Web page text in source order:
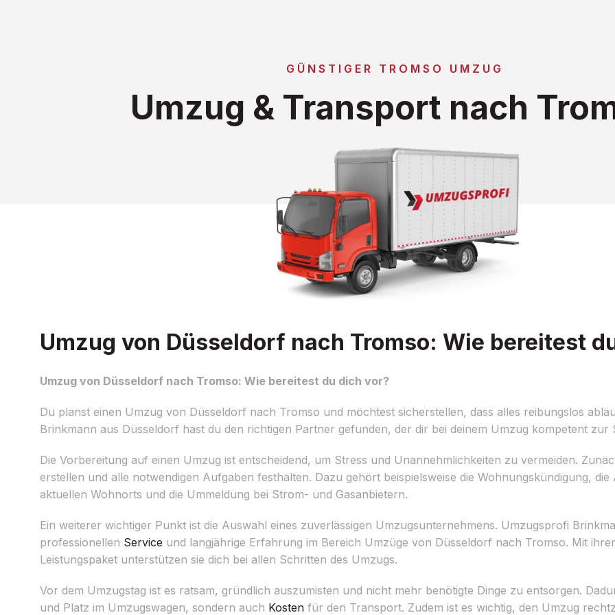
GÜNSTIGER TROMSO UMZUG
Umzug & Transport nach
Umzug von Düsseldorf nach Tromso: Wie bereitest
Umzug von Düsseldorf nach Tromso: Wie bereitest du dich vor?
Du planst einen Umzug von Düsseldorf nach Tromso und möchtest sicherstellen, dass alles reibungslos
Brinkmann aus Düsseldorf hast du den richtigen Partner gefunden, der dir bei deinem Umzug kompetent zur
Die Vorbereitung auf einen Umzug ist entscheidend, um Stress und Unannehmlichkeiten zu vermeiden.
erstellen und alle notwendigen Aufgaben festhalten. Dazu gehört beispielsweise die Wohnungskündigung, die
aktuellen Wohnorts und die Ummeldung bei Strom- und Gasanbietern.
Ein weiterer wichtiger Punkt ist die Auswahl eines zuverlässigen Umzugsunternehmens. Umzugsprofi
professionellen Service und langjährige Erfahrung im Bereich Umzüge von Düsseldorf nach Tromso. Mit
Leistungspaket unterstützen sie dich bei allen Schritten des Umzugs.
Vor dem Umzugstag ist es ratsam, gründlich auszumisten und nicht mehr benötigte Dinge zu entsorgen.
und Platz im Umzugswagen, sondern auch Kosten für den Transport. Zudem ist es wichtig, den Umzug